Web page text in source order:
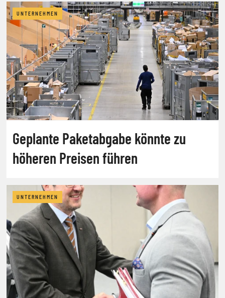
UNTERNEHMEN
Geplante Paketabgabe könnte zu
höheren Preisen führen
UNTERNEHMEN